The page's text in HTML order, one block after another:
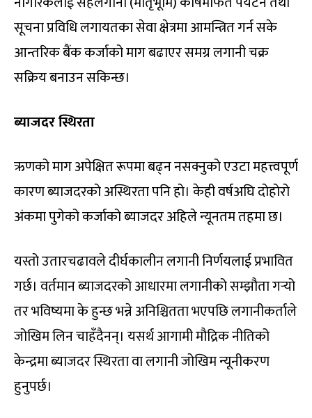
सूचना प्रविधि लगायतका सेवा क्षेत्रमा आमन्त्रित गर्न सके
आन्तरिक बैंक कर्जाको माग बढाएर समग्र लगानी चक्र
सक्रिय बनाउन सकिन्छ।
ब्याजदर स्थिरता
ऋणको माग अपेक्षित रूपमा बढ्न नसक्नुको एउटा महत्त्वपूर्ण
कारण ब्याजदरको अस्थिरता पनि हो। केही वर्षअघि दोहोरो
अंकमा पुगेको कर्जाको ब्याजदर अहिले न्यूनतम तहमा छ।
यस्तो उतारचढावले दीर्घकालीन लगानी निर्णयलाई प्रभावित
गर्छ। वर्तमान ब्याजदरको आधारमा लगानीको सम्झौता गर्‍यो
तर भविष्यमा के हुन्छ भन्ने अनिश्चितता भएपछि लगानीकर्ताले
जोखिम लिन चाहँदैनन्। यसर्थ आगामी मौद्रिक नीतिको
केन्द्रमा ब्याजदर स्थिरता वा लगानी जोखिम न्यूनीकरण
हुनुपर्छ।